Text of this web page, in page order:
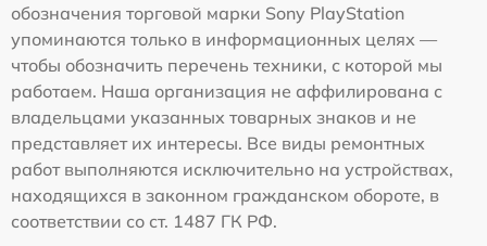
обозначения торговой марки Sony PlayStation
упоминаются только в информационных целях —
чтобы обозначить перечень техники, с которой мы
работаем. Наша организация не аффилирована с
владельцами указанных товарных знаков и не
представляет их интересы. Все виды ремонтных
работ выполняются исключительно на устройствах,
находящихся в законном гражданском обороте, в
соответствии со ст. 1487 ГК РФ.